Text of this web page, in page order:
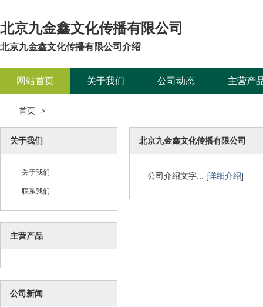
北京九金鑫文化传播有限公司
北京九金鑫文化传播有限公司介绍
网站首页 关于我们 公司动态 主营产
首页 >
关于我们
关于我们
联系我们
主营产品
公司新闻
北京九金鑫文化传播有限公司
公司介绍文字... [详细介绍]